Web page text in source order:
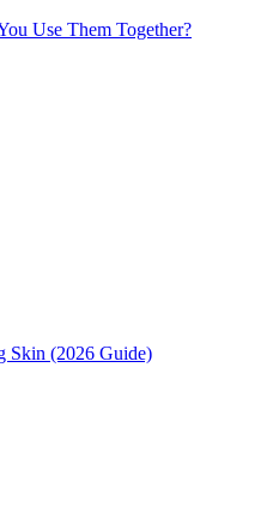
Use Them Together?
Skin (2026 Guide)